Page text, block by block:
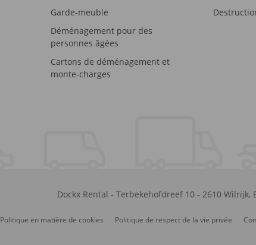
Garde-meuble
Déménagement pour des
personnes âgées
Cartons de déménagement et
monte-charges
Dockx Rental - Terbekehofdreef 10- 2610 Wilrijk,
Politique en matière de cookies Politique de respect de la vie privée